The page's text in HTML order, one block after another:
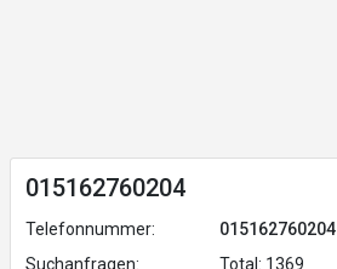
015162760204
Telefonnummer:
015162760204
Suchanfragen:
Total: 1369